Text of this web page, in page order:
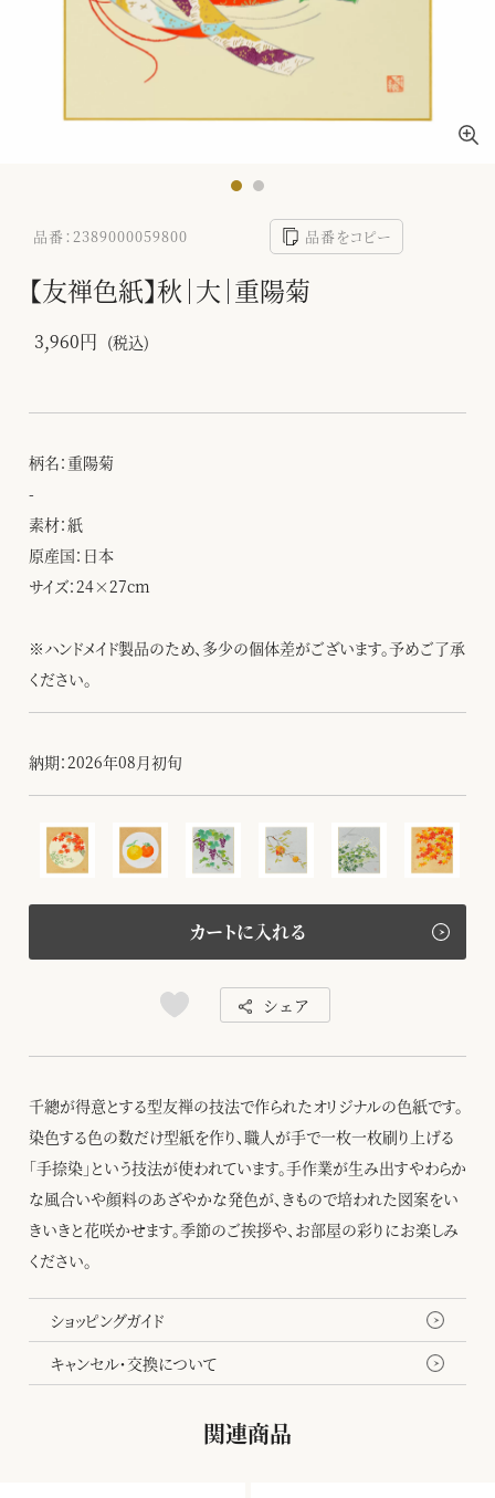
品番：2389000059800 品番をコピー
【友禅色紙】秋｜大｜重陽菊
3,960円 (税込)
柄名：重陽菊
-
素材：紙
原産国：日本
サイズ：24×27cm
※ハンドメイド製品のため、多少の個体差がございます。予めご了承
ください。
納期：2026年08月初旬
カートに入れる
シェア
千總が得意とする型友禅の技法で作られたオリジナルの色紙です。
染色する色の数だけ型紙を作り、職人が手で一枚一枚刷り上げる
「手捺染」という技法が使われています。手作業が生み出すやわらか
な風合いや顔料のあざやかな発色が、きもので培われた図案をい
きいきと花咲かせます。季節のご挨拶や、お部屋の彩りにお楽しみ
ください。
ショッピングガイド
キャンセル・交換について
関連商品